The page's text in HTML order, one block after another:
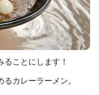
ことにします！
カレーラーメン。